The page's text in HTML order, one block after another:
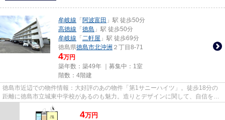
牟岐線 「 阿波富田 」駅 徒歩50分
高徳線 「 徳島 」駅 徒歩50分
牟岐線 「 二軒屋 」駅 徒歩69分
徳島県徳島市北沖洲 ２丁目8-71
4万円
築年数：築49年 ｜募集中： 1室
階数：4階建
徳島市近辺での物件情報：大好評のあの物件「第1サニーハイツ」。徒歩18分の
距離に徳島市立城東中学校があるのも魅力。造りとデザインに関して、自信をも
って情報を提供できるマンショ...
4万円